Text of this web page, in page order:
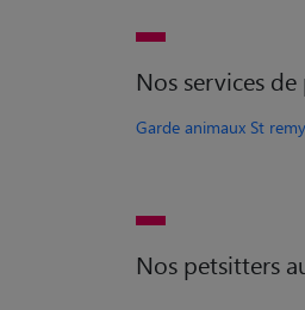
Nos services
Garde animaux St
Nos petsitters